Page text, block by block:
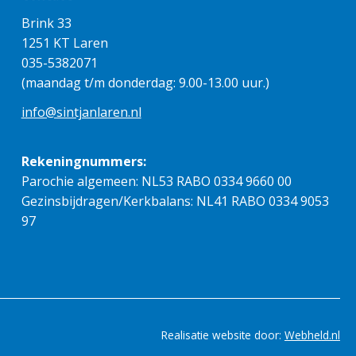
Brink 33
1251 KT Laren
035-5382071
(maandag t/m donderdag: 9.00-13.00 uur.)
info@sintjanlaren.nl
Rekeningnummers:
Parochie algemeen: NL53 RABO 0334 9660 00
Gezinsbijdragen/Kerkbalans: NL41 RABO 0334 9053
97
Realisatie website door: Webheld.nl